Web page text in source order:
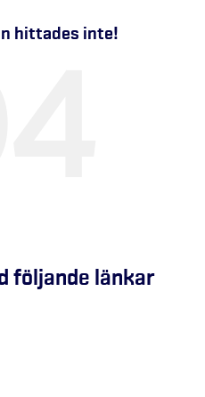
hittades inte!
följande länkar